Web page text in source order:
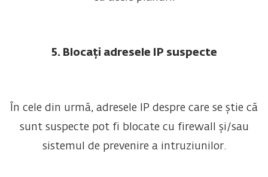
5. Blocați adresele IP suspecte
În cele din urmă, adresele IP despre care se știe că
sunt suspecte pot fi blocate cu firewall și/sau
sistemul de prevenire a intruziunilor.